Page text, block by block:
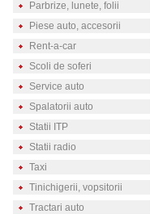
Parbrize, lunete, folii
Piese auto, accesorii
Rent-a-car
Scoli de soferi
Service auto
Spalatorii auto
Statii ITP
Statii radio
Taxi
Tinichigerii, vopsitorii
Tractari auto